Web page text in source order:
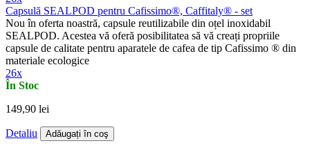
Capsulă SEALPOD pentru Cafissimo®, Caffitaly® - set
Nou în oferta noastră, capsule reutilizabile din oțel inoxidabil
SEALPOD. Acestea vă oferă posibilitatea să vă creați propriile
capsule de calitate pentru aparatele de cafea de tip Cafissimo ® din
materiale ecologice
26x
În Stoc
149,90 lei
Detaliu Adăugați în coş